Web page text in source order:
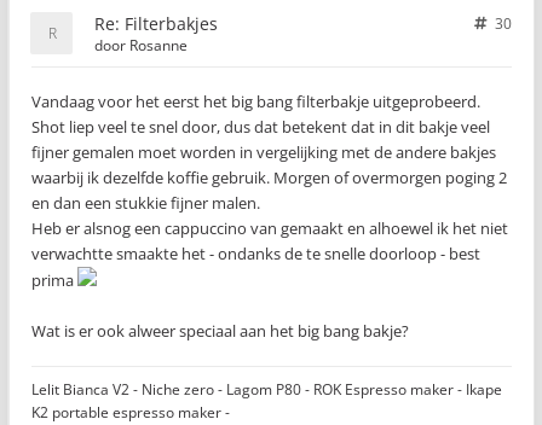
Re: Filterbakjes
30
door Rosanne
Vandaag voor het eerst het big bang filterbakje uitgeprobeerd.
Shot liep veel te snel door, dus dat betekent dat in dit bakje veel
fijner gemalen moet worden in vergelijking met de andere bakjes
waarbij ik dezelfde koffie gebruik. Morgen of overmorgen poging 2
en dan een stukkie fijner malen.
Heb er alsnog een cappuccino van gemaakt en alhoewel ik het niet
verwachtte smaakte het - ondanks de te snelle doorloop - best
prima
Wat is er ook alweer speciaal aan het big bang bakje?
Lelit Bianca V2 - Niche zero - Lagom P80 - ROK Espresso maker - Ikape
K2 portable espresso maker -